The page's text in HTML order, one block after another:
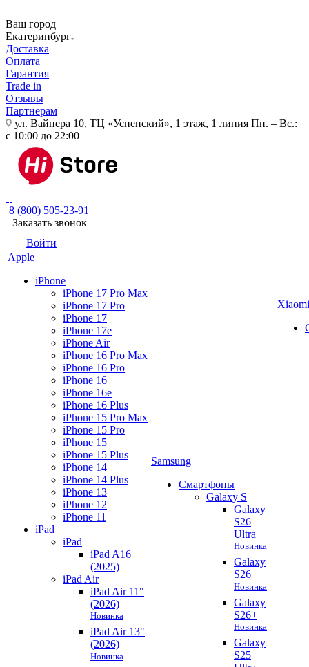
Ваш город
Екатеринбург
Доставка
Оплата
Гарантия
Trade in
Отзывы
Партнерам
ул. Вайнера 10, ТЦ «Успенский», 1 этаж, 1 линия Пн. – Вс.:
с 10:00 до 22:00
8 (800) 505-23-91
Заказать звонок
Войти
Apple
iPhone
iPhone 17 Pro Max
iPhone 17 Pro
iPhone 17
iPhone 17e
iPhone Air
iPhone 16 Pro Max
iPhone 16 Pro
iPhone 16
iPhone 16e
iPhone 16 Plus
iPhone 15 Pro Max
iPhone 15 Pro
iPhone 15
iPhone 15 Plus
iPhone 14
iPhone 14 Plus
iPhone 13
iPhone 12
iPhone 11
iPad
iPad
iPad A16
(2025)
iPad Air
iPad Air 11"
(2026)
Новинка
iPad Air 13"
(2026)
Новинка
Samsung
Смартфоны
Galaxy S
Galaxy
S26
Ultra
Новинка
Galaxy
S26
Новинка
Galaxy
S26+
Новинка
Galaxy
S25
Xiaomi